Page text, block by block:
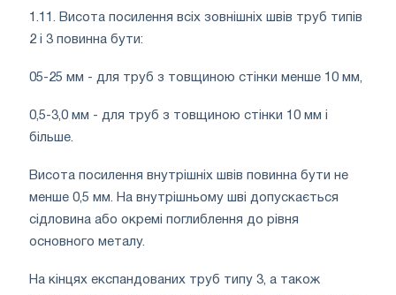
1.11. Висота посилення всіх зовнішніх швів труб типів
2 і 3 повинна бути:
05-25 мм - для труб з товщиною стінки менше 10 мм,
0,5-3,0 мм - для труб з товщиною стінки 10 мм і
більше.
Висота посилення внутрішніх швів повинна бути не
менше 0,5 мм. На внутрішньому шві допускається
сідловина або окремі поглиблення до рівня
основного металу.
На кінцях експандованих труб типу 3, а також